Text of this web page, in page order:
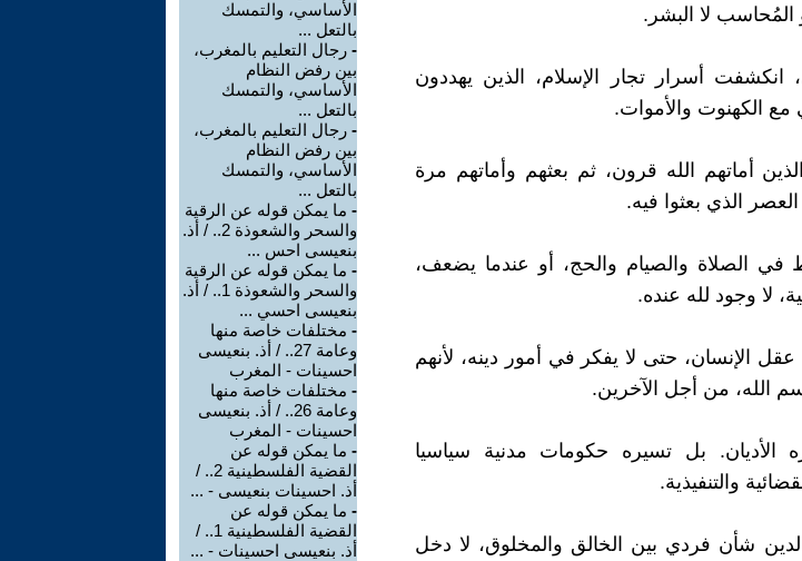
المُحاسب لا البشر.
انكشفت أسرار تجار الإسلام، الذين يهددون
الكهنوت والأموات.
أماتهم الله قرون، ثم بعثهم وأماتهم مرة
الذي بعثوا فيه.
في الصلاة والصيام والحج، أو عندما يضعف،
لا وجود لله عنده.
الإنسان، حتى لا يفكر في أمور دينه، لأنهم
الله، من أجل الآخرين.
الأديان. بل تسيره حكومات مدنية سياسيا
والتنفيذية.
شأن فردي بين الخالق والمخلوق، لا دخل
الأساسي، والتمسك
بالتعل ...
- رجال التعليم بالمغرب،
بين رفض النظام
الأساسي، والتمسك
بالتعل ...
- رجال التعليم بالمغرب،
بين رفض النظام
الأساسي، والتمسك
بالتعل ...
- ما يمكن قوله عن الرقية
والسحر والشعوذة 2.. / أذ.
بنعيسى احس ...
- ما يمكن قوله عن الرقية
والسحر والشعوذة 1.. / أذ.
بنعيسى احسي ...
- مختلفات خاصة منها
وعامة 27.. / أذ. بنعيسى
احسينات - المغرب
- مختلفات خاصة منها
وعامة 26.. / أذ. بنعيسى
احسينات - المغرب
- ما يمكن قوله عن
القضية الفلسطينية 2.. /
أذ. احسينات بنعيسى - ...
- ما يمكن قوله عن
القضية الفلسطينية 1.. /
أذ. بنعيسى احسينات - ...